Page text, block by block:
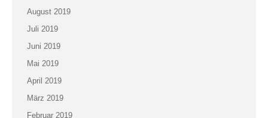
August 2019
Juli 2019
Juni 2019
Mai 2019
April 2019
März 2019
Februar 2019